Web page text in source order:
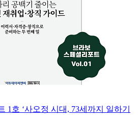
1호 ‘사오정 시대, 73세까지 일하기